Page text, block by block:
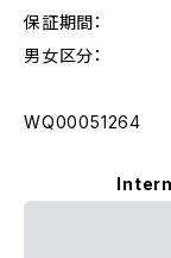
保証期間：
男女区分：
WQ00051264